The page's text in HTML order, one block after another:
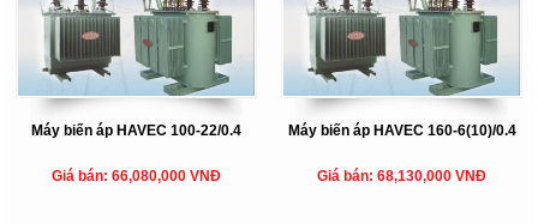
Máy biến áp HAVEC 100-22/0.4
Giá bán: 66,080,000 VNĐ
Máy biến áp HAVEC 160-6(10)/0.4
Giá bán: 68,130,000 VNĐ